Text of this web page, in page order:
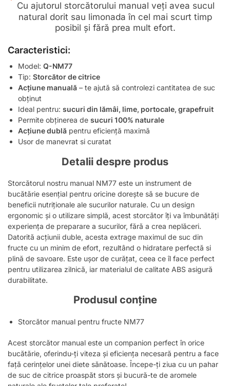
Cu ajutorul storcătorului manual veți avea sucul
natural dorit sau limonada în cel mai scurt timp
posibil și fără prea mult efort.
Caracteristici:
Model: Q-NM77
Tip: Storcător de citrice
Acțiune manuală – te ajută să controlezi cantitatea de suc
obținut
Ideal pentru: sucuri din lămâi, lime, portocale, grapefruit
Permite obținerea de sucuri 100% naturale
Acțiune dublă pentru eficiență maximă
Usor de manevrat si curatat
Detalii despre produs
Storcătorul nostru manual NM77 este un instrument de
bucătărie esențial pentru oricine dorește să se bucure de
beneficii nutriționale ale sucurilor naturale. Cu un design
ergonomic și o utilizare simplă, acest storcător îți va îmbunătăți
experiența de preparare a sucurilor, fără a crea neplăceri.
Datorită acțiunii duble, acesta extrage maximul de suc din
fructe cu un minim de efort, rezultând o hidratare perfectă si
plină de savoare. Este ușor de curățat, ceea ce îl face perfect
pentru utilizarea zilnică, iar materialul de calitate ABS asigură
durabilitate.
Produsul conține
Storcător manual pentru fructe NM77
Acest storcător manual este un companion perfect în orice
bucătărie, oferindu-ți viteza și eficiența necesară pentru a face
față cerințelor unei diete sănătoase. Începe-ți ziua cu un pahar
de suc de citrice proaspăt stors și bucură-te de aromele